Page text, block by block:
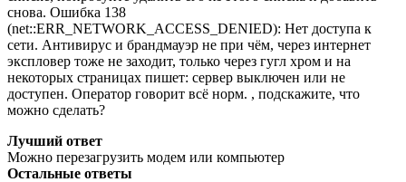
снова. Ошибка 138
(net::ERR_NETWORK_ACCESS_DENIED): Нет доступа к
сети. Антивирус и брандмауэр не при чём, через интернет
экспловер тоже не заходит, только через гугл хром и на
некоторых страницах пишет: сервер выключен или не
доступен. Оператор говорит всё норм. , подскажите, что
можно сделать?
Лучший ответ
Можно перезагрузить модем или компьютер
Остальные ответы